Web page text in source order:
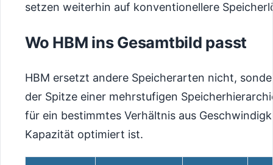
setzen weiterhin auf konventionellere
Wo HBM ins Gesamtbild passt
HBM ersetzt andere Speicherarten nicht,
der Spitze einer mehrstufigen
für ein bestimmtes Verhältnis aus
Kapazität optimiert ist.